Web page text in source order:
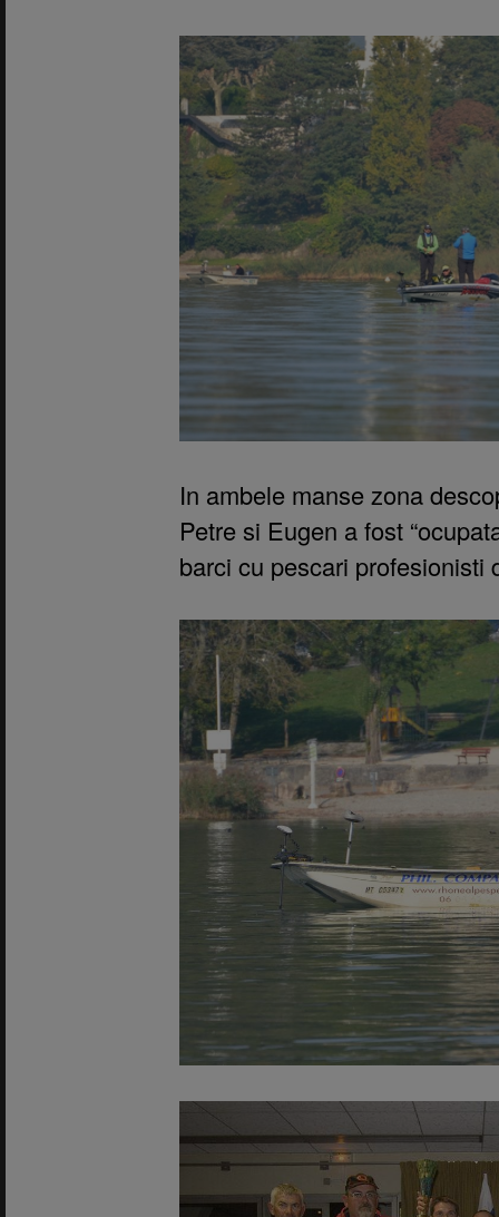
In ambele manse zona
Petre si Eugen a fost
barci cu pescari profesionisti